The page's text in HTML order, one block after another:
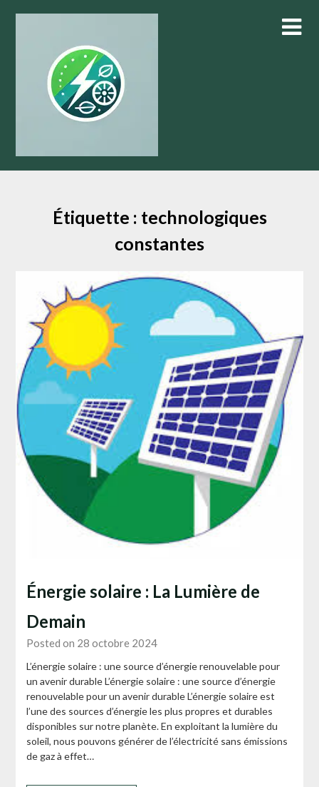
Étiquette : technologiques
constantes
Énergie solaire : La Lumière de
Demain
Posted on 28 octobre 2024
L’énergie solaire : une source d’énergie renouvelable pour
un avenir durable L’énergie solaire : une source d’énergie
renouvelable pour un avenir durable L’énergie solaire est
l’une des sources d’énergie les plus propres et durables
disponibles sur notre planète. En exploitant la lumière du
soleil, nous pouvons générer de l’électricité sans émissions
de gaz à effet…